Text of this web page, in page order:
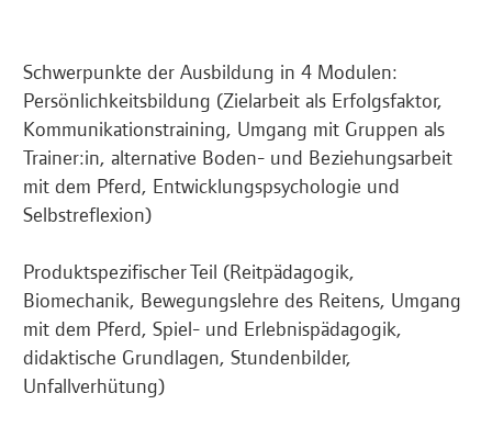
Schwerpunkte der Ausbildung in 4 Modulen:
Persönlichkeitsbildung (Zielarbeit als Erfolgsfaktor,
Kommunikationstraining, Umgang mit Gruppen als
Trainer:in, alternative Boden- und Beziehungsarbeit
mit dem Pferd, Entwicklungspsychologie und
Selbstreflexion)
Produktspezifischer Teil (Reitpädagogik,
Biomechanik, Bewegungslehre des Reitens, Umgang
mit dem Pferd, Spiel- und Erlebnispädagogik,
didaktische Grundlagen, Stundenbilder,
Unfallverhütung)